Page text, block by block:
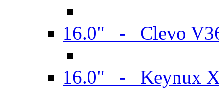
16.0" - Clevo
16.0" - Keynux